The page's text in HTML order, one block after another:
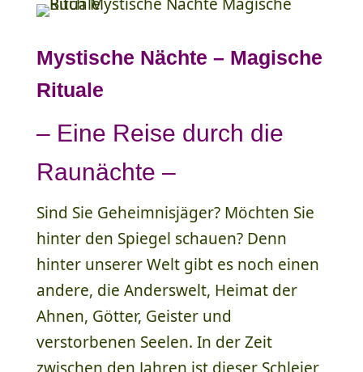
Mystische Nächte – Magische
Rituale
– Eine Reise durch die
Raunächte –
Sind Sie Geheimnisjäger? Möchten Sie
hinter den Spiegel schauen? Denn
hinter unserer Welt gibt es noch einen
andere, die Anderswelt, Heimat der
Ahnen, Götter, Geister und
verstorbenen Seelen. In der Zeit